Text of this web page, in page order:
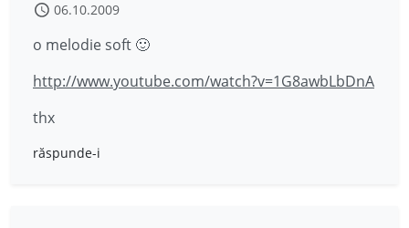
06.10.2009
o melodie soft 🙂
http://www.youtube.com/watch?v=1G8awbLbDnA
thx
răspunde-i